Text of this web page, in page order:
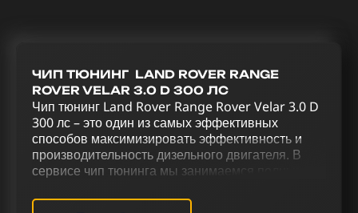
ЧИП ТЮНИНГ LAND ROVER RANGE
ROVER VELAR 3.0 D 300 ЛС
Чип тюнинг Land Rover Range Rover Velar 3.0 D
300 лс – это один из самых эффективных
способов максимизировать эффективность и
производительность дизельного двигателя. В
сервисе чип тюнинга мы занимаемся полным
Rover Velar 3.0 D 300 лс. Чип тюнинг (stage 1 и